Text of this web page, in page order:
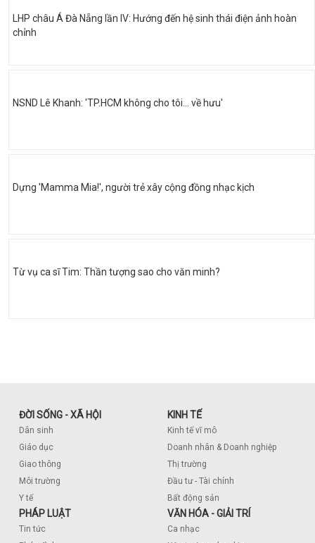
LHP châu Á Đà Nẵng lần IV: Hướng đến hệ sinh thái điện ảnh hoàn
chỉnh
NSND Lê Khanh: 'TP.HCM không cho tôi… về hưu'
Dựng 'Mamma Mia!', người trẻ xây cộng đồng nhạc kịch
Từ vụ ca sĩ Tim: Thần tượng sao cho văn minh?
ĐỜI SỐNG - XÃ HỘI
Dân sinh
Giáo dục
Giao thông
Môi trường
Y tế
KINH TẾ
Kinh tế vĩ mô
Doanh nhân & Doanh nghiệp
Thị trường
Đầu tư - Tài chính
Bất động sản
PHÁP LUẬT
Tin tức
VĂN HÓA - GIẢI TRÍ
Ca nhạc